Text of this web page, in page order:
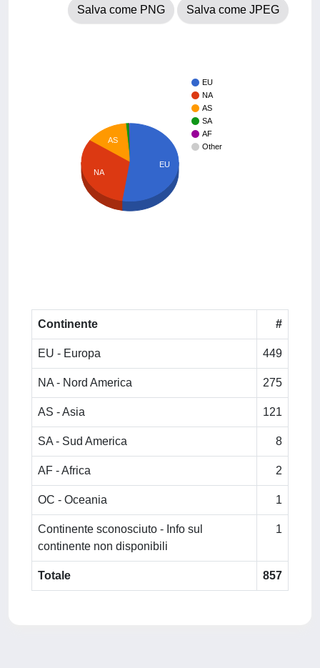
Salva come PNG Salva come JPEG
EU
NA
AS
SA
AF
Other
AS
NA
EU
Continente #
EU - Europa 449
NA - Nord America 275
AS - Asia 121
SA - Sud America 8
AF - Africa 2
OC - Oceania 1
Continente sconosciuto - Info sul
continente non disponibili
1
Totale 857